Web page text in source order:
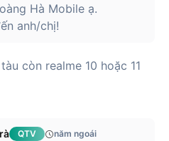
dụng của bạn trong suốt một
vì hết pin. Điện thoại có hai
256GB chính hãng được bán
Mobile với mức giá ưu đãi và
12 tháng. Tham khảo thông tin
hôm nay.
Hà Mobile ạ.
anh/chị!
còn realme 10 hoặc 11
QTV năm ngoái